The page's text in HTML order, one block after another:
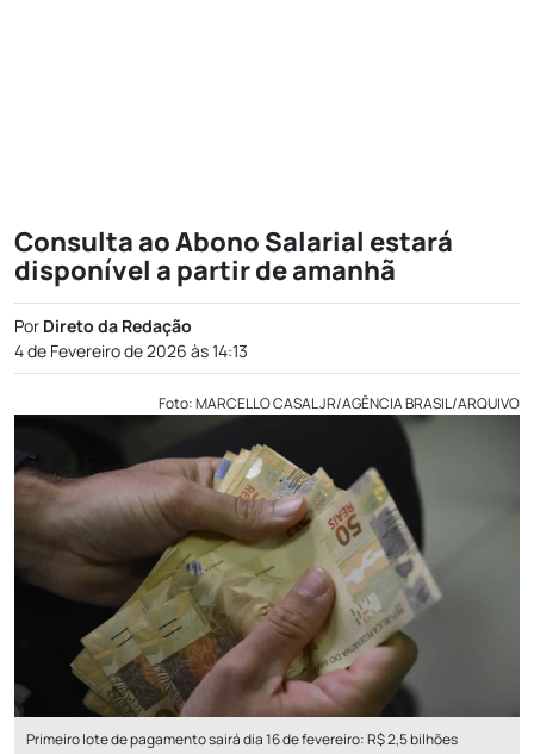
Consulta ao Abono Salarial estará
disponível a partir de amanhã
Por Direto da Redação
4 de Fevereiro de 2026 às 14:13
Foto: MARCELLO CASAL JR/AGÊNCIA BRASIL/ARQUIVO
Primeiro lote de pagamento sairá dia 16 de fevereiro: R$ 2,5 bilhões